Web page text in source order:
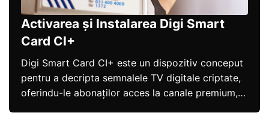
Activarea și Instalarea Digi Smart
Card CI+
Digi Smart Card CI+ este un dispozitiv conceput
pentru a decripta semnalele TV digitale criptate,
oferindu-le abonaților acces la canale premium,